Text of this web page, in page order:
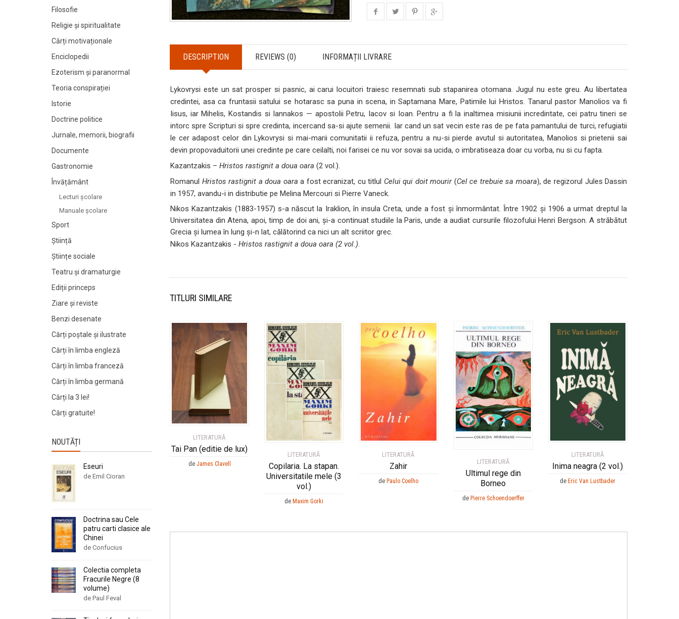
DESCRIPTION REVIEWS (0) INFORMAȚII LIVRARE
Lykovrysi este un sat prosper si pasnic, ai carui locuitori traiesc resemnati sub stapanirea otomana. Jugul nu este greu. Au libertatea
credintei, asa ca fruntasii satului se hotarasc sa puna in scena, in Saptamana Mare, Patimile lui Hristos. Tanarul pastor Manolios va fi
Iisus, iar Mihelis, Kostandis si Iannakos — apostolii Petru, Iacov si Ioan. Pentru a fi la inaltimea misiunii incredintate, cei patru tineri se
intorc spre Scripturi si spre credinta, incercand sa-si ajute semenii. Iar cand un sat vecin este ras de pe fata pamantului de turci, refugiatii
le cer adapost celor din Lykovrysi si mai-marii comunitatii ii refuza, pentru a nu-si pierde avutul si autoritatea, Manolios si prietenii sai
devin propovaduitorii unei credinte pe care ceilalti, noi farisei ce nu vor sovai sa ucida, o imbratiseaza doar cu vorba, nu si cu fapta.
Kazantzakis – Hristos rastignit a doua oara (2 vol.).
Romanul Hristos rastignit a doua oara a fost ecranizat, cu titlul Celui qui doit mourir(Cel ce trebuie sa moara), de regizorul Jules Dassin
in 1957, avandu-i in distributie pe Melina Mercouri si Pierre Vaneck.
Nikos Kazantzakis (1883-1957) s-a născut la Iraklion, în insula Creta, unde a fost şi înmormântat. Între 1902 şi 1906 a urmat dreptul la
Universitatea din Atena, apoi, timp de doi ani, şi-a continuat studiile la Paris, unde a audiat cursurile filozofului Henri Bergson. A străbătut
Grecia şi lumea în lung şi-n lat, călătorind ca nici un alt scriitor grec.
Nikos Kazantzakis - Hristos rastignit a doua oara (2 vol.).
TITLURI SIMILARE
LITERATURĂ
Tai Pan (editie de lux)
de James Clavell
LITERATURĂ
Copilaria. La stapan.
Universitatile mele (3
vol.)
de Maxim Gorki
LITERATURĂ
Zahir
de Paulo Coelho
LITERATURĂ
Ultimul rege din
Borneo
de Pierre Schoendoerffer
LITERATURĂ
Inima neagra (2 vol.)
de Eric Van Lustbader
Filosofie
Religie și spiritualitate
Cărți motivaționale
Enciclopedii
Ezoterism și paranormal
Teoria conspirației
Istorie
Doctrine politice
Jurnale, memorii, biografii
Documente
Gastronomie
Învățământ
Lecturi şcolare
Manuale şcolare
Sport
Știință
Științe sociale
Teatru și dramaturgie
Ediții princeps
Ziare şi reviste
Benzi desenate
Cărți poștale și ilustrate
Cărți în limba engleză
Cărți în limba franceză
Cărți în limba germană
Cărți la 3 lei!
Cărți gratuite!
NOUTĂȚI
Eseuri
de Emil Cioran
Doctrina sau Cele
patru carti clasice ale
Chinei
de Confucius
Colectia completa
Fracurile Negre (8
volume)
de Paul Feval